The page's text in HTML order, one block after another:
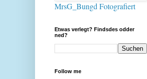
MrsG_Bungd Fotografiert
Etwas verlegt? Findsdes odder
ned?
Follow me